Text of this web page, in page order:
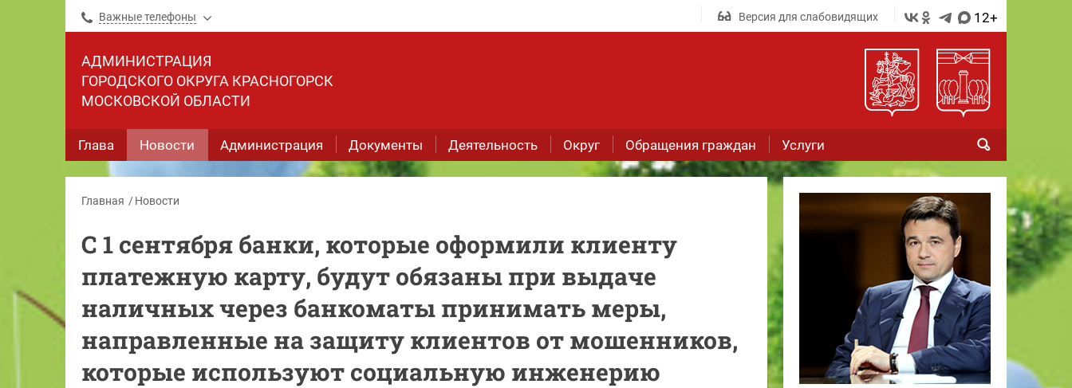
Важные телефоны Версия для слабовидящих 12+
АДМИНИСТРАЦИЯ
ГОРОДСКОГО ОКРУГА КРАСНОГОРСК
МОСКОВСКОЙ ОБЛАСТИ
Глава Новости Администрация Документы Деятельность Округ Обращения граждан Услуги
Главная Новости
С 1 сентября банки, которые оформили клиенту
платежную карту, будут обязаны при выдаче
наличных через банкоматы принимать меры,
направленные на защиту клиентов от мошенников,
которые используют социальную инженерию